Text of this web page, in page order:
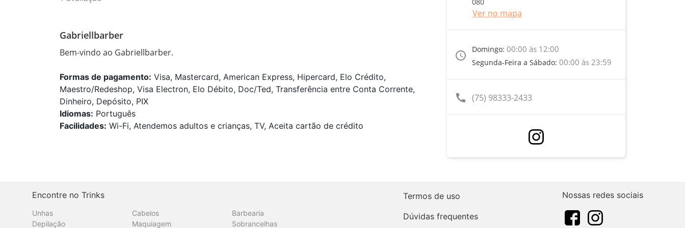
Gabriellbarber
Bem-vindo ao Gabriellbarber.
Formas de pagamento: Visa, Mastercard, American Express, Hipercard, Elo Crédito,
Maestro/Redeshop, Visa Electron, Elo Débito, Doc/Ted, Transferência entre Conta Corrente,
Dinheiro, Depósito, PIX
Idiomas: Português
Facilidades: Wi-Fi, Atendemos adultos e crianças, TV, Aceita cartão de crédito
Ver no mapa
access_time
Domingo: 00:00 às 12:00
Segunda-Feira a Sábado: 00:00 às 23:59
call (75) 98333-2433
Encontre no Trinks
Unhas Cabelos
Barbearia
Depilação
Maquiagem Sobrancelhas
Termos de uso
Dúvidas frequentes
Nossas redes sociais